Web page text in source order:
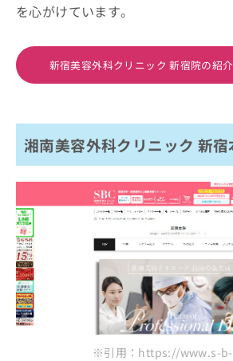
を心がけています。
新宿美容外科クリニック 新宿院の紹
湘南美容外科クリニック 新宿
※引用：https://www.s-